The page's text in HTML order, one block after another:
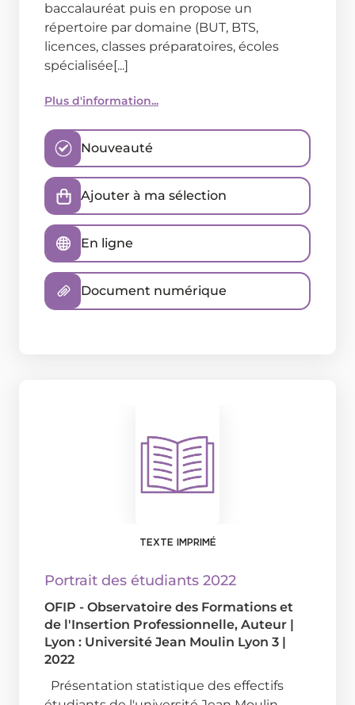
baccalauréat puis en propose un
répertoire par domaine (BUT, BTS,
licences, classes préparatoires, écoles
spécialisée[...]
Plus d'information...
Nouveauté
Ajouter à ma sélection
En ligne
Document numérique
TEXTE IMPRIMÉ
Portrait des étudiants 2022
OFIP - Observatoire des Formations et
de l'Insertion Professionnelle, Auteur |
Lyon : Université Jean Moulin Lyon 3 |
2022
Présentation statistique des effectifs